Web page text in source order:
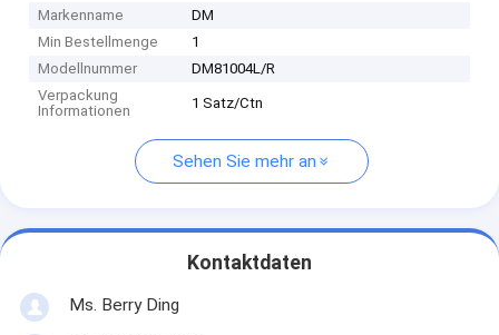
Markenname
DM
Min Bestellmenge
1
Modellnummer
DM81004L/R
Verpackung
Informationen
1 Satz/Ctn
Sehen Sie mehr an
Kontaktdaten
Ms. Berry Ding